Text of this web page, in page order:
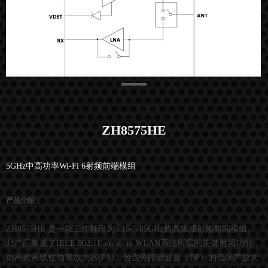
ZH8575HE
5GHz中高功率Wi-Fi 6射频前端模组
产品介绍
ZH8575HE 是一款工作频段为5.15-5.85GHz的高集成射频前端模组。
此产品集成了IEEE 802.11 a/n/ac/ax WLAN系统所需的关键射频功能，
如高效高线性功率放大器(PA)、包含旁路滤波器（BP）的低噪声放大